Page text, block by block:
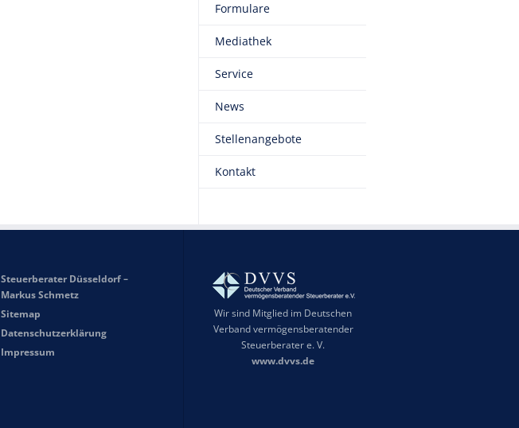
Formulare
Mediathek
Service
News
Stellenangebote
Kontakt
Steuerberater Düsseldorf –
Markus Schmetz
Sitemap
Datenschutzerklärung
Impressum
Wir sind Mitglied im Deutschen
Verband vermögensberatender
Steuerberater e. V.
www.dvvs.de